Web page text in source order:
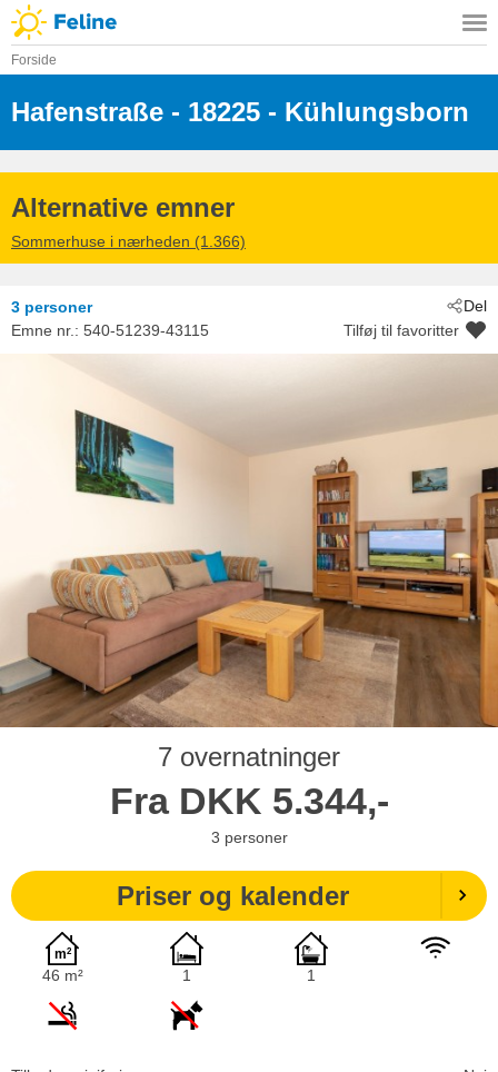
Forside
Hafenstraße - 18225 - Kühlungsborn
Alternative emner
Sommerhuse i nærheden (1.366)
Del
3 personer
Emne nr.: 540-51239-43115 Tilføj til favoritter
7 overnatninger
Fra DKK 5.344,-
3 personer
Priser og kalender
46 m² 1 1